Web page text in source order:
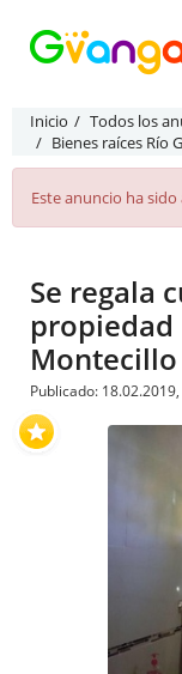
Inicio
Todos los
Bienes raíces Río
Este anuncio ha
Se regala
propiedad
Montecillo
Publicado: